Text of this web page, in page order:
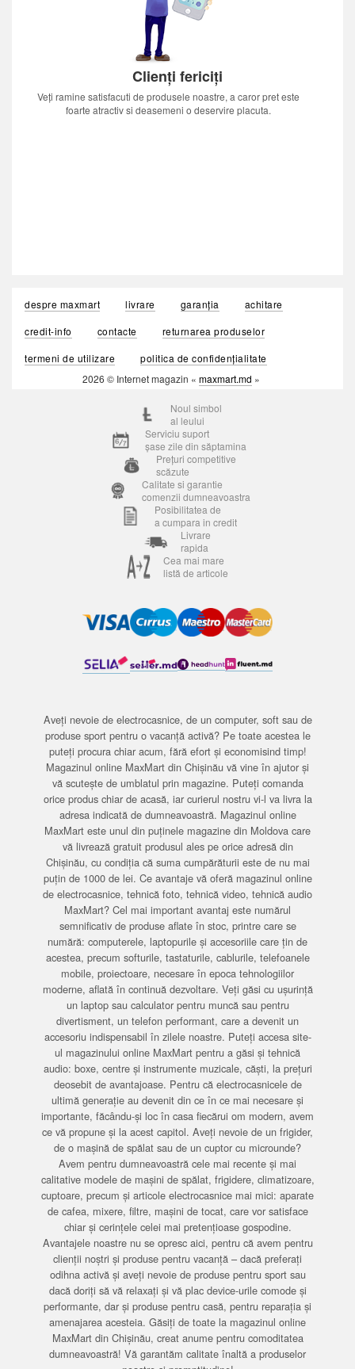
Clienți fericiți
Veți ramine satisfacuti de produsele noastre, a caror pret este
foarte atractiv si deasemeni o deservire placuta.
despre maxmart livrare garanția
achitare
credit-info
contacte
returnarea produselor
termeni de utilizare
politica de confidențialitate
2026 © Internet magazin « maxmart.md »
Noul simbol
al leului
Serviciu suport
șase zile din săptamina
Prețuri competitive
scăzute
Calitate si garantie
comenzii dumneavoastra
Posibilitatea de
a cumpara in credit
Livrare
rapida
Cea mai mare
listă de articole
Aveți nevoie de electrocasnice, de un computer, soft sau de
produse sport pentru o vacanță activă? Pe toate acestea le
puteți procura chiar acum, fără efort și economisind timp!
Magazinul online MaxMart din Chișinău vă vine în ajutor și
vă scutește de umblatul prin magazine. Puteți comanda
orice produs chiar de acasă, iar curierul nostru vi-l va livra la
adresa indicată de dumneavoastră. Magazinul online
MaxMart este unul din puținele magazine din Moldova care
vă livrează gratuit produsul ales pe orice adresă din
Chișinău, cu condiția că suma cumpărăturii este de nu mai
puțin de 1000 de lei. Ce avantaje vă oferă magazinul online
de electrocasnice, tehnică foto, tehnică video, tehnică audio
MaxMart? Cel mai important avantaj este numărul
semnificativ de produse aflate în stoc, printre care se
numără: computerele, laptopurile și accesoriile care țin de
acestea, precum softurile, tastaturile, cablurile, telefoanele
mobile, proiectoare, necesare în epoca tehnologiilor
moderne, aflată în continuă dezvoltare. Veți găsi cu ușurință
un laptop sau calculator pentru muncă sau pentru
divertisment, un telefon performant, care a devenit un
accesoriu indispensabil în zilele noastre. Puteți accesa site-
ul magazinului online MaxMart pentru a găsi și tehnică
audio: boxe, centre și instrumente muzicale, căști, la prețuri
deosebit de avantajoase. Pentru că electrocasnicele de
ultimă generație au devenit din ce în ce mai necesare și
importante, făcându-și loc în casa fiecărui om modern, avem
ce vă propune și la acest capitol. Aveți nevoie de un frigider,
de o mașină de spălat sau de un cuptor cu microunde?
Avem pentru dumneavoastră cele mai recente și mai
calitative modele de mașini de spălat, frigidere, climatizoare,
cuptoare, precum și articole electrocasnice mai mici: aparate
de cafea, mixere, filtre, mașini de tocat, care vor satisface
chiar și cerințele celei mai pretențioase gospodine.
Avantajele noastre nu se opresc aici, pentru că avem pentru
clienții noștri și produse pentru vacanță – dacă preferați
odihna activă și aveți nevoie de produse pentru sport sau
dacă doriți să vă relaxați și vă plac device-urile comode și
performante, dar și produse pentru casă, pentru reparația și
amenajarea acesteia. Găsiți de toate la magazinul online
MaxMart din Chișinău, creat anume pentru comoditatea
dumneavoastră! Vă garantăm calitate înaltă a produselor